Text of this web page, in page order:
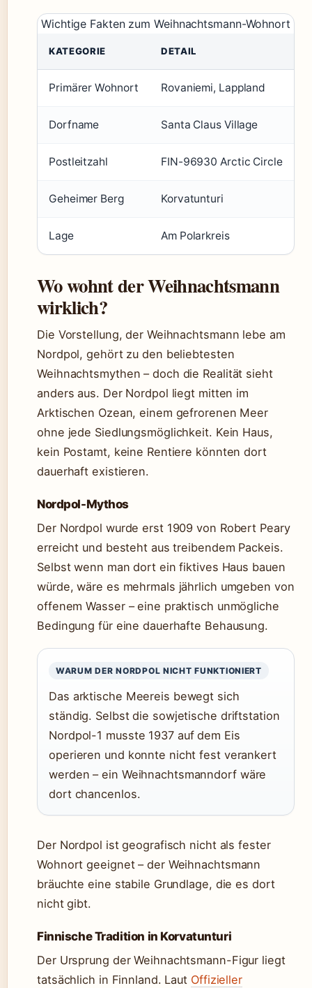
Wichtige Fakten zum Weihnachtsmann-Wohnort
KATEGORIE DETAIL
Primärer Wohnort Rovaniemi, Lappland
Dorfname Santa Claus Village
Postleitzahl FIN-96930 Arctic Circle
Geheimer Berg Korvatunturi
Lage Am Polarkreis
Wo wohnt der Weihnachtsmann
wirklich?
Die Vorstellung, der Weihnachtsmann lebe am
Nordpol, gehört zu den beliebtesten
Weihnachtsmythen – doch die Realität sieht
anders aus. Der Nordpol liegt mitten im
Arktischen Ozean, einem gefrorenen Meer
ohne jede Siedlungsmöglichkeit. Kein Haus,
kein Postamt, keine Rentiere könnten dort
dauerhaft existieren.
Nordpol-Mythos
Der Nordpol wurde erst 1909 von Robert Peary
erreicht und besteht aus treibendem Packeis.
Selbst wenn man dort ein fiktives Haus bauen
würde, wäre es mehrmals jährlich umgeben von
offenem Wasser – eine praktisch unmögliche
Bedingung für eine dauerhafte Behausung.
WARUM DER NORDPOL NICHT FUNKTIONIERT
Das arktische Meereis bewegt sich
ständig. Selbst die sowjetische driftstation
Nordpol-1 musste 1937 auf dem Eis
operieren und konnte nicht fest verankert
werden – ein Weihnachtsmanndorf wäre
dort chancenlos.
Der Nordpol ist geografisch nicht als fester
Wohnort geeignet – der Weihnachtsmann
bräuchte eine stabile Grundlage, die es dort
nicht gibt.
Finnische Tradition in Korvatunturi
Der Ursprung der Weihnachtsmann-Figur liegt
tatsächlich in Finnland. Laut Offizieller